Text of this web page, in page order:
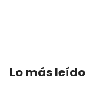
Lo más leído